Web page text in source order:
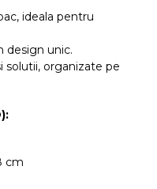
ideala pentru
design unic.
solutii, organizate pe
cm